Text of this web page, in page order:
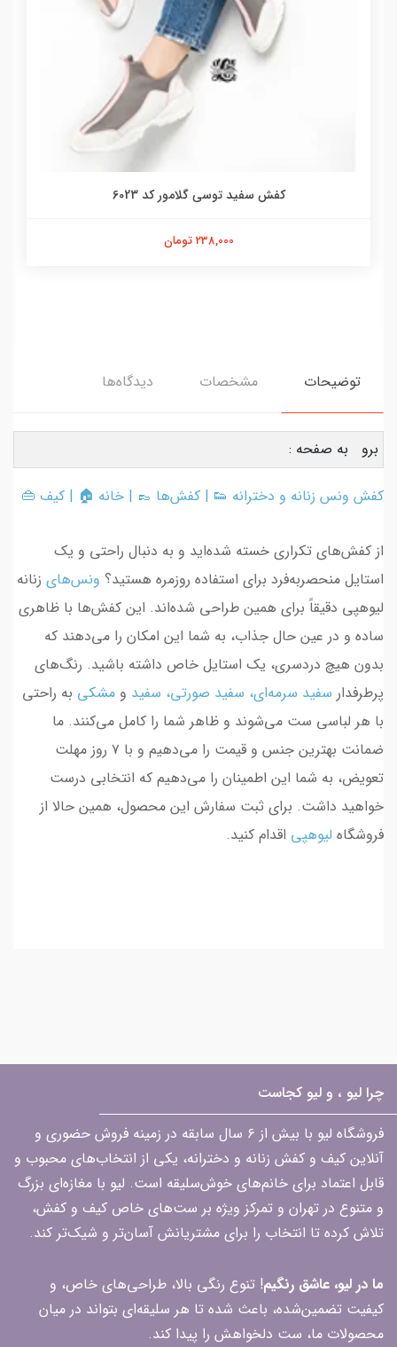
کفش سفید توسی گلامور کد 6023
238,000 تومان
توضیحات مشخصات دیدگاه‌ها
برو به صفحه :
کفش ونس زنانه و دخترانه 👟 | کفش‌ها 👞 | خانه 🏠 | کیف 👜
از کفش‌های تکراری خسته شده‌اید و به دنبال راحتی و یک
استایل منحصربه‌فرد برای استفاده روزمره هستید؟ ونس‌های زنانه
لیوهپی دقیقاً برای همین طراحی شده‌اند. این کفش‌ها با ظاهری
ساده و در عین حال جذاب، به شما این امکان را می‌دهند که
بدون هیچ دردسری، یک استایل خاص داشته باشید. رنگ‌های
پرطرفدار سفید سرمه‌ای، سفید صورتی، سفید و مشکی به راحتی
با هر لباسی ست می‌شوند و ظاهر شما را کامل می‌کنند. ما
ضمانت بهترین جنس و قیمت را می‌دهیم و با ۷ روز مهلت
تعویض، به شما این اطمینان را می‌دهیم که انتخابی درست
خواهید داشت. برای ثبت سفارش این محصول، همین حالا از
فروشگاه لیوهپی اقدام کنید.
چرا لیو ، و لیو کجاست
فروشگاه لیو با بیش از ۶ سال سابقه در زمینه فروش حضوری و
آنلاین کیف و کفش زنانه و دخترانه، یکی از انتخاب‌های محبوب و
قابل اعتماد برای خانم‌های خوش‌سلیقه است. لیو با مغازه‌ای بزرگ
و متنوع در تهران و تمرکز ویژه بر ست‌های خاص کیف و کفش،
تلاش کرده تا انتخاب را برای مشتریانش آسان‌تر و شیک‌تر کند.
ما در لیو، عاشق رنگیم! تنوع رنگی بالا، طراحی‌های خاص، و
کیفیت تضمین‌شده، باعث شده تا هر سلیقه‌ای بتواند در میان
محصولات ما، ست دلخواهش را پیدا کند.